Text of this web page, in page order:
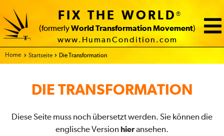
FIX THE WORLD®
(formerly World Transformation Movement)
www.HumanCondition.com
Home Startseite Die Transformation
DIE TRANSFORMATION
Diese Seite muss noch übersetzt werden. Sie können die
englische Version hieransehen.